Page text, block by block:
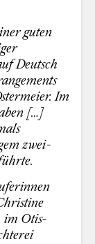
guten
Deutsch
Im
[…]
zwei-
im Otis-